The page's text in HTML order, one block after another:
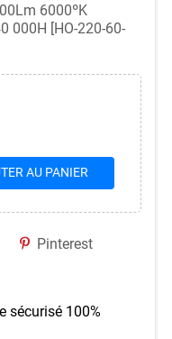
6000ºK
000H [HO-220-60-
AU PANIER
Pinterest
sécurisé 100%